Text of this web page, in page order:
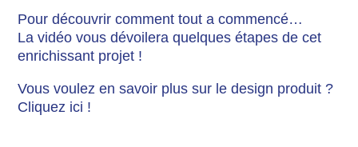
Pour découvrir comment tout a commencé…
La vidéo vous dévoilera quelques étapes de cet
enrichissant projet !
Vous voulez en savoir plus sur le design produit ?
Cliquez ici !